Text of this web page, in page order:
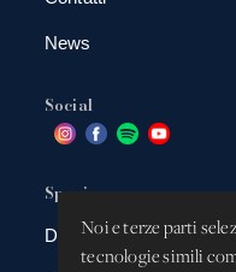
Noi e terze parti
tecnologie simili
News
Social
Spazio app
DBAnima